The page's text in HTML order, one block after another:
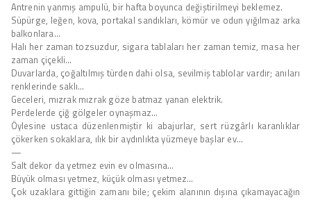
Antrenin yanmış ampulü, bir hafta boyunca değiştirilmeyi beklemez.
Süpürge, leğen, kova, portakal sandıkları, kömür ve odun yığılmaz arka
balkonlara…
Halı her zaman tozsuzdur, sigara tablaları her zaman temiz, masa her
zaman çiçekli…
Duvarlarda, çoğaltılmış türden dahi olsa, sevilmiş tablolar vardır; anıları
renklerinde saklı…
Geceleri, mızrak mızrak göze batmaz yanan elektrik.
Perdelerde çiğ gölgeler oynaşmaz…
Öylesine ustaca düzenlenmiştir ki abajurlar, sert rüzgârlı karanlıklar
çökerken sokaklara, ılık bir aydınlıkta yüzmeye başlar ev…
—
Salt dekor da yetmez evin ev olmasına…
Büyük olması yetmez, küçük olması yetmez…
Çok uzaklara gittiğin zamanı bile; çekim alanının dışına çıkamayacağın